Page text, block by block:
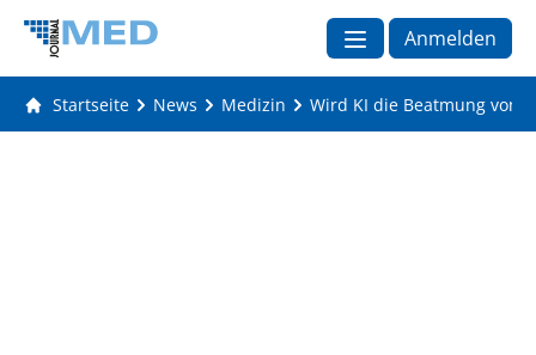
Anmelden
Startseite News Medizin Wird KI die Beatmung von